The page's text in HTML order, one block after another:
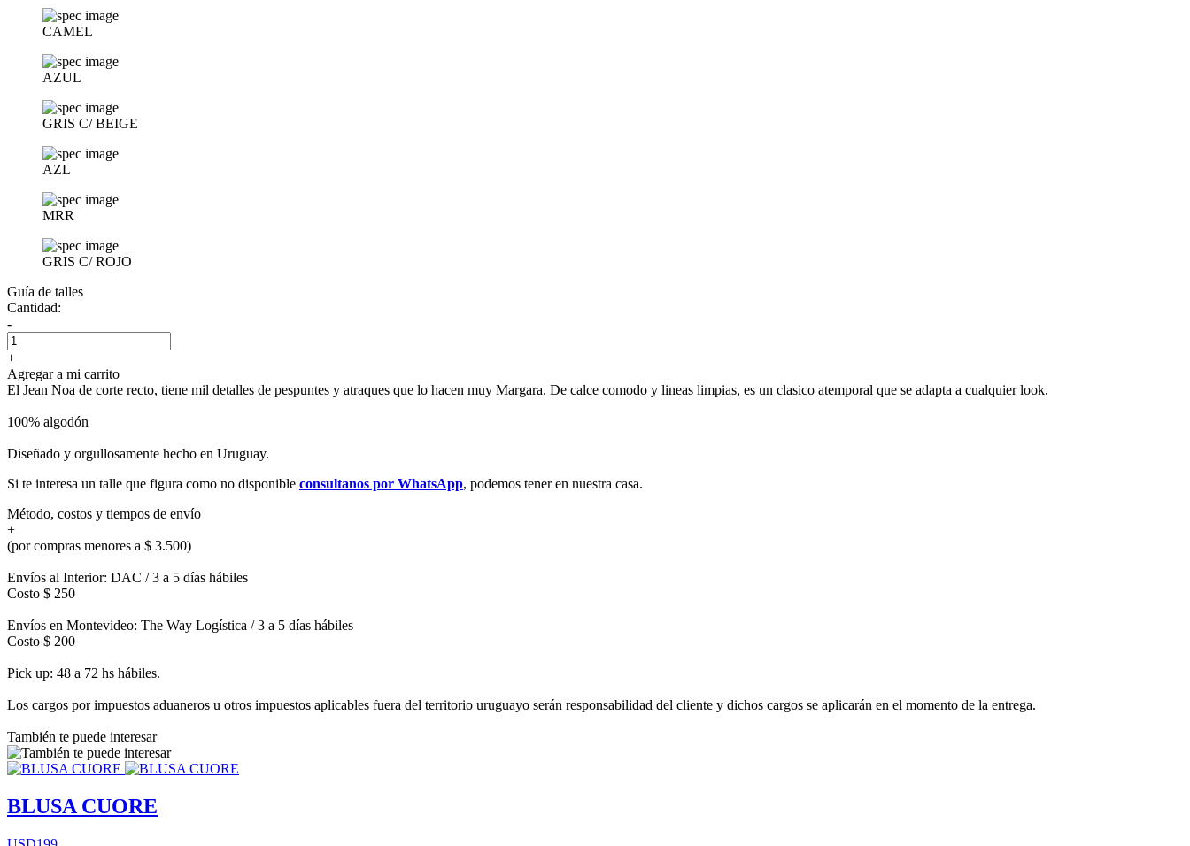
CAMEL
AZUL
GRIS C/ BEIGE
AZL
MRR
GRIS C/ ROJO
Guía de talles
Cantidad:
-
+
Agregar a mi carrito
El Jean Noa de corte recto, tiene mil detalles de pespuntes y atraques que lo hacen muy Margara. De calce comodo y lineas limpias, es un clasico atemporal que se adapta a cualquier look.
100% algodón
Diseñado y orgullosamente hecho en Uruguay.
Si te interesa un talle que figura como no disponible consultanos por WhatsApp, podemos tener en nuestra casa.
Método, costos y tiempos de envío
+
(por compras menores a $ 3.500)
Envíos al Interior: DAC / 3 a 5 días hábiles
Costo $ 250
Envíos en Montevideo: The Way Logística / 3 a 5 días hábiles
Costo $ 200
Pick up: 48 a 72 hs hábiles.
Los cargos por impuestos aduaneros u otros impuestos aplicables fuera del territorio uruguayo serán responsabilidad del cliente y dichos cargos se aplicarán en el momento de la entrega.
También te puede interesar
BLUSA CUORE